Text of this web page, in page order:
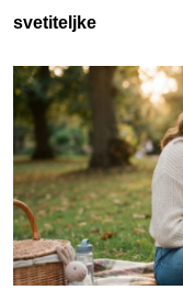
svetiteljke